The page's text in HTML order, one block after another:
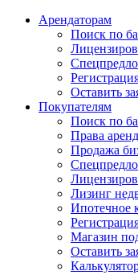
Арендаторам
Поиск по
Оставить
Покупателям
Поиск по
Права
Продажа
Лизинг
Ипотечное
Магазин
Оставить